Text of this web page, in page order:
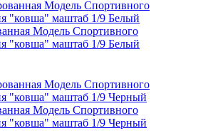
Модель Спортивного
"ковша" маштаб 1/9 Белый
Модель Спортивного
"ковша" маштаб 1/9 Черный